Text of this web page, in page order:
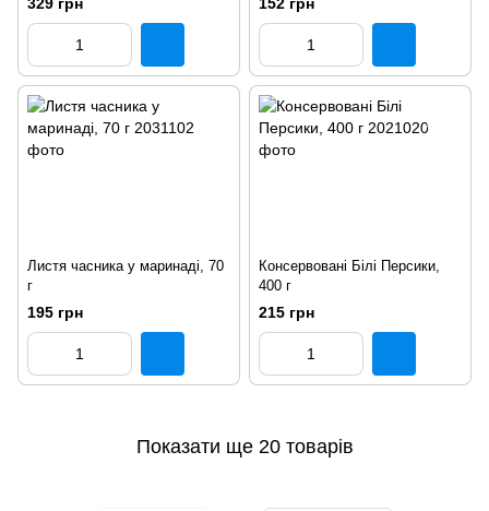
329 грн 152 грн
Листя часника у маринаді, 70
г
195 грн
Консервовані Білі Персики,
400 г
215 грн
Показати ще 20 товарів